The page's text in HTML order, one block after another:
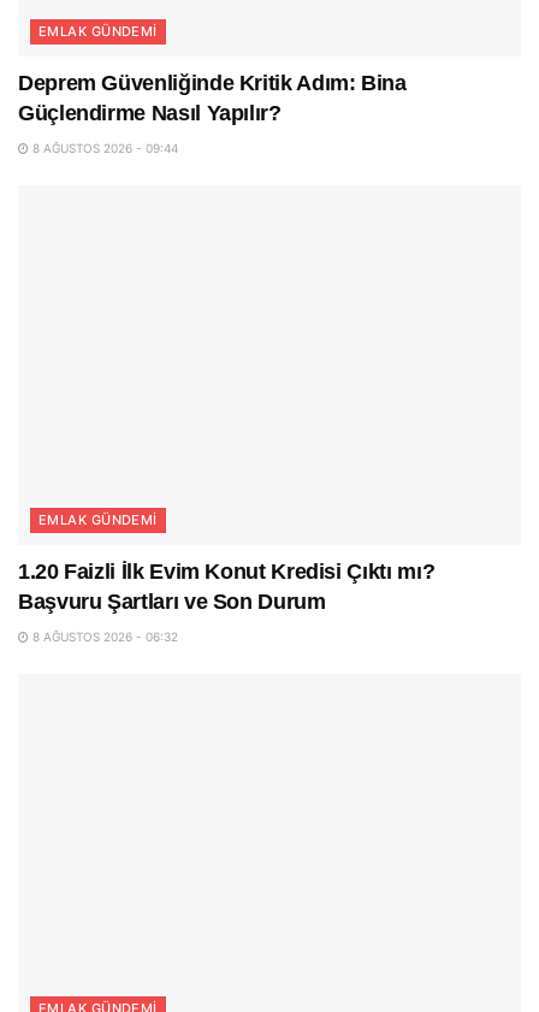
EMLAK GÜNDEMI
Deprem Güvenliğinde Kritik Adım: Bina
Güçlendirme Nasıl Yapılır?
8 AĞUSTOS 2026 - 09:44
EMLAK GÜNDEMI
1.20 Faizli İlk Evim Konut Kredisi Çıktı mı?
Başvuru Şartları ve Son Durum
8 AĞUSTOS 2026 - 06:32
EMLAK GÜNDEMI